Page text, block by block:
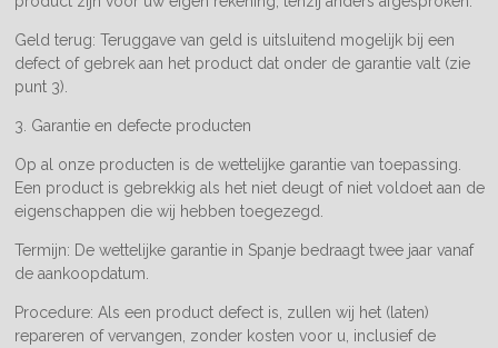
Geld terug: Teruggave van geld is uitsluitend mogelijk bij een
defect of gebrek aan het product dat onder de garantie valt (zie
punt 3).
3. Garantie en defecte producten
Op al onze producten is de wettelijke garantie van toepassing.
Een product is gebrekkig als het niet deugt of niet voldoet aan de
eigenschappen die wij hebben toegezegd.
Termijn: De wettelijke garantie in Spanje bedraagt twee jaar vanaf
de aankoopdatum.
Procedure: Als een product defect is, zullen wij het (laten)
repareren of vervangen, zonder kosten voor u, inclusief de